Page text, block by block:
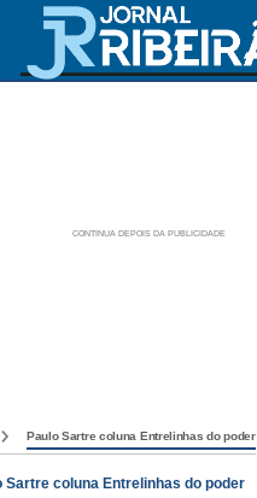
Paulo Sartre coluna Entrelinhas do poder
Sartre coluna Entrelinhas do poder